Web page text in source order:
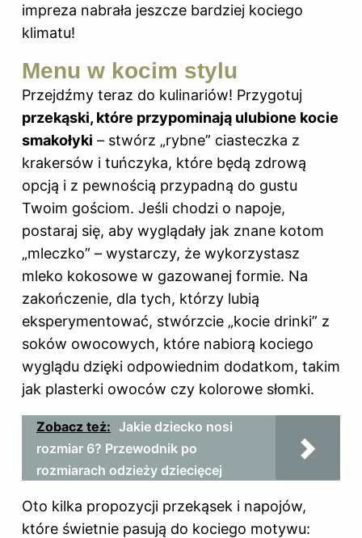
impreza nabrała jeszcze bardziej kociego
klimatu!
Menu w kocim stylu
Przejdźmy teraz do kulinariów! Przygotuj
przekąski, które przypominają ulubione kocie
smakołyki – stwórz „rybne” ciasteczka z
krakersów i tuńczyka, które będą zdrową
opcją i z pewnością przypadną do gustu
Twoim gościom. Jeśli chodzi o napoje,
postaraj się, aby wyglądały jak znane kotom
„mleczko” – wystarczy, że wykorzystasz
mleko kokosowe w gazowanej formie. Na
zakończenie, dla tych, którzy lubią
eksperymentować, stwórzcie „kocie drinki” z
soków owocowych, które nabiorą kociego
wyglądu dzięki odpowiednim dodatkom, takim
jak plasterki owoców czy kolorowe słomki.
Zobacz też: Jakie dziecko nosi
rozmiar 6? Przewodnik po
rozmiarach odzieży dziecięcej
Oto kilka propozycji przekąsek i napojów,
które świetnie pasują do kociego motywu: